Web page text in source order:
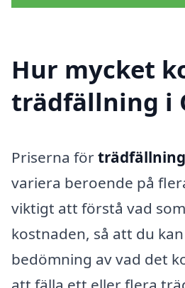
Hur mycket
trädfällning i
Priserna för
variera beroende på
viktigt att förstå vad
kostnaden, så att du
bedömning av vad det